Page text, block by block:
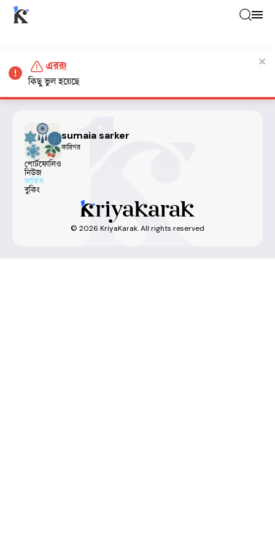
sumaia sarker
কারিগর
পোর্টফোলিও
নিউজ
সার্ভিস
বুকিং
© 2026 KriyaKarak. All rights reserved
এরর!
কিছু ভুল হয়েছে